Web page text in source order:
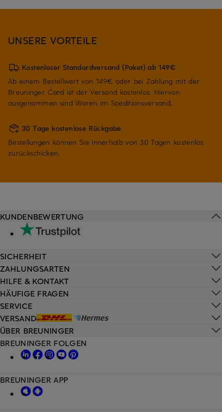
UNSERE VORTEILE
Kostenloser Standardversand (Paket) ab 149€
Ab einem Bestellwert von 149€ oder bei Zahlung mit der
Breuninger Card ist der Versand kostenlos. Hiervon
ausgenommen sind Waren im Speditionsversand.
30 Tage kostenlose Rückgabe
Bestellungen können Sie innerhalb von 30 Tagen kostenlos
zurückschicken.
HILFE & KONTAKT
HÄUFIGE FRAGEN
SERVICE
VERSAND
KUNDENBEWERTUNG
SICHERHEIT
ZAHLUNGSARTEN
ÜBER BREUNINGER
BREUNINGER FOLGEN
BREUNINGER APP